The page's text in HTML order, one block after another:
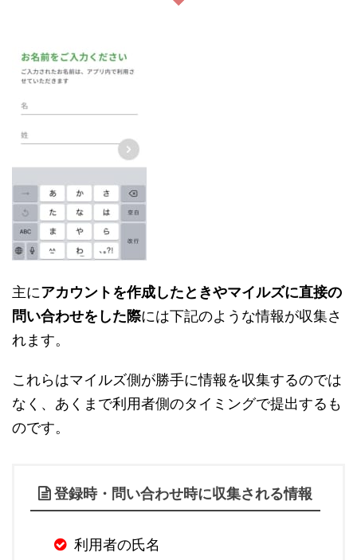
主にアカウントを作成したときやマイルズに直接の
問い合わせをした際には下記のような情報が収集さ
れます。
これらはマイルズ側が勝手に情報を収集するのでは
なく、あくまで利用者側のタイミングで提出するも
のです。
登録時・問い合わせ時に収集される情報
利用者の氏名